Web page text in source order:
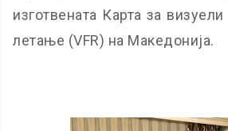
изготвената Карта за
летање (VFR) на Македонија.